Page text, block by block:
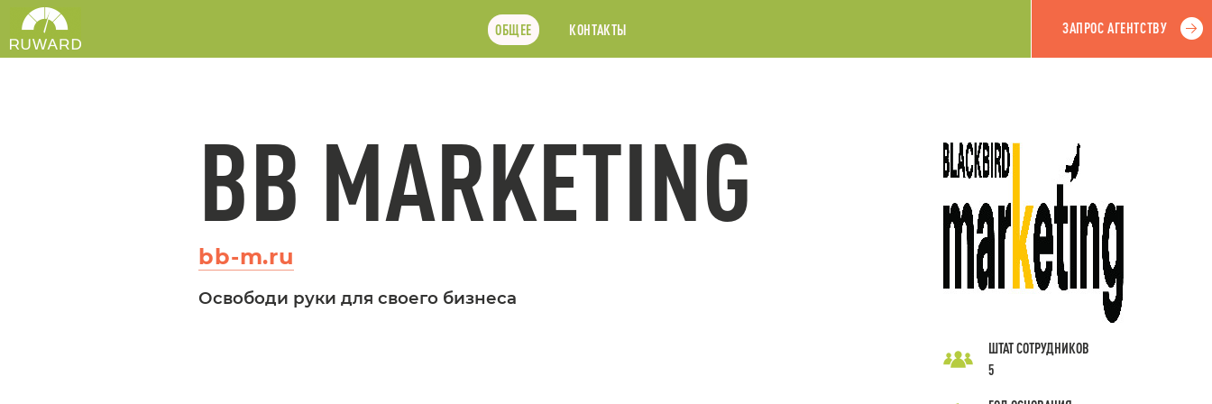
ОБЩЕЕ КОНТАКТЫ ЗАПРОС АГЕНТСТВУ
BB MARKETING
bb-m.ru
Освободи руки для своего бизнеса
ШТАТ СОТРУДНИКОВ
5